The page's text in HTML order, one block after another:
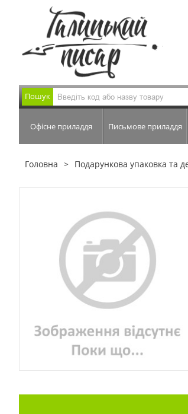
Пошук
Офісне приладдя Письмове приладдя
Головна Подарункова упаковка та